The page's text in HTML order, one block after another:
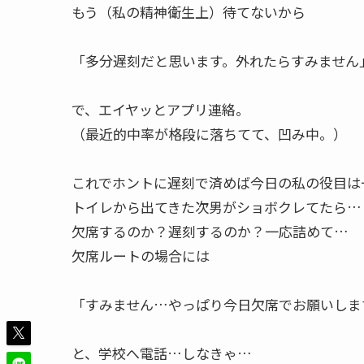
もう（私の精神衛生上）待てないから
「多分遅刻だと思います。外れたらすみません」
で、エイヤッとアプリ連絡。
（最近的中率が格段に落ちてて、凹み中。）
これでホントに遅刻で済めば今日の私の役目は
トイレから出てきた次男がショボクレてたら…
欠席するのか？遅刻するのか？一応詰めて…
欠席ルートの場合には
「すみません…やっぱり今日欠席でお願いし
と、学校へ電話…しなきゃ…